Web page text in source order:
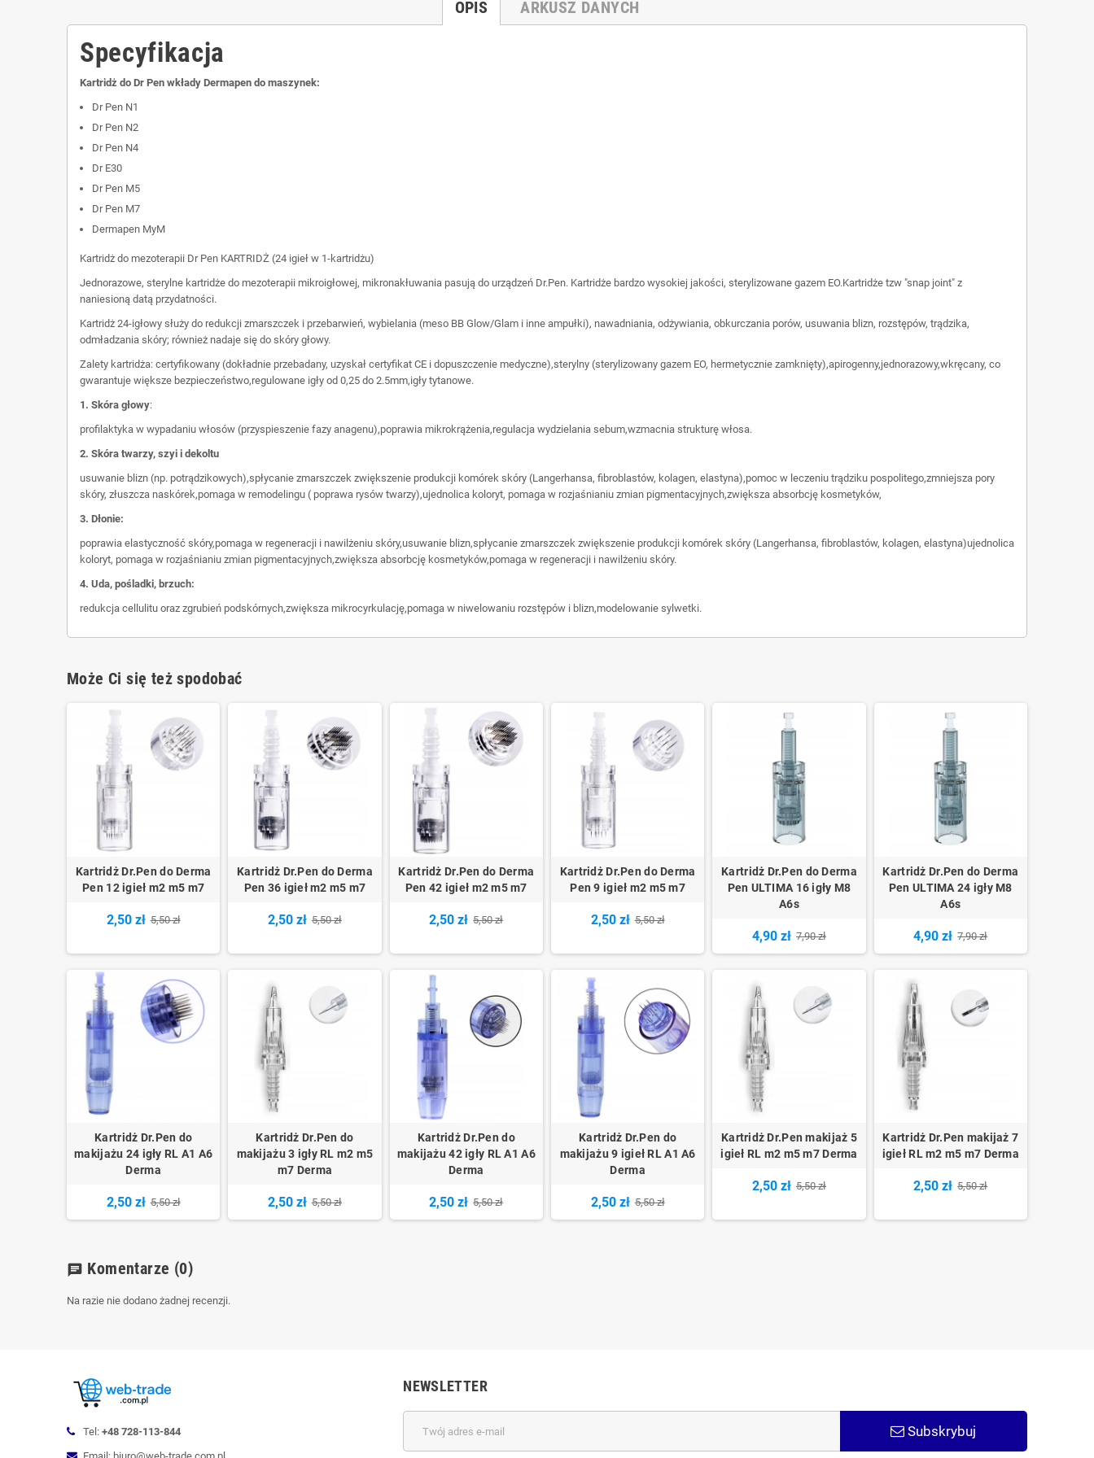
OPIS ARKUSZ DANYCH
Specyfikacja
Kartridż do Dr Pen wkłady Dermapen do maszynek:
Dr Pen N1
Dr Pen N2
Dr Pen N4
Dr E30
Dr Pen M5
Dr Pen M7
Dermapen MyM
Kartridż do mezoterapii Dr Pen KARTRIDŻ (24 igieł w 1-kartridżu)
Jednorazowe, sterylne kartridże do mezoterapii mikroigłowej, mikronakłuwania pasują do urządzeń Dr.Pen. Kartridże bardzo wysokiej jakości, sterylizowane gazem EO.Kartridże tzw "snap joint" z
naniesioną datą przydatności.
Kartridż 24-igłowy służy do redukcji zmarszczek i przebarwień, wybielania (meso BB Glow/Glam i inne ampułki), nawadniania, odżywiania, obkurczania porów, usuwania blizn, rozstępów, trądzika,
odmładzania skóry; również nadaje się do skóry głowy.
Zalety kartridża: certyfikowany (dokładnie przebadany, uzyskał certyfikat CE i dopuszczenie medyczne),sterylny (sterylizowany gazem EO, hermetycznie zamknięty),apirogenny,jednorazowy,wkręcany, co
gwarantuje większe bezpieczeństwo,regulowane igły od 0,25 do 2.5mm,igły tytanowe.
1. Skóra głowy:
profilaktyka w wypadaniu włosów (przyspieszenie fazy anagenu),poprawia mikrokrążenia,regulacja wydzielania sebum,wzmacnia strukturę włosa.
2. Skóra twarzy, szyi i dekoltu
usuwanie blizn (np. potrądzikowych),spłycanie zmarszczek zwiększenie produkcji komórek skóry (Langerhansa, fibroblastów, kolagen, elastyna),pomoc w leczeniu trądziku pospolitego,zmniejsza pory
skóry, złuszcza naskórek,pomaga w remodelingu ( poprawa rysów twarzy),ujednolica koloryt, pomaga w rozjaśnianiu zmian pigmentacyjnych,zwiększa absorbcję kosmetyków,
3. Dłonie:
poprawia elastyczność skóry,pomaga w regeneracji i nawilżeniu skóry,usuwanie blizn,spłycanie zmarszczek zwiększenie produkcji komórek skóry (Langerhansa, fibroblastów, kolagen, elastyna)ujednolica
koloryt, pomaga w rozjaśnianiu zmian pigmentacyjnych,zwiększa absorbcję kosmetyków,pomaga w regeneracji i nawilżeniu skóry.
4. Uda, pośladki, brzuch:
redukcja cellulitu oraz zgrubień podskórnych,zwiększa mikrocyrkulację,pomaga w niwelowaniu rozstępów i blizn,modelowanie sylwetki.
Może Ci się też spodobać
Kartridż Dr.Pen do Derma
Pen 12 igieł m2 m5 m7
2,50 zł 5,50 zł
Kartridż Dr.Pen do Derma
Pen 36 igieł m2 m5 m7
2,50 zł 5,50 zł
Kartridż Dr.Pen do Derma
Pen 42 igieł m2 m5 m7
2,50 zł 5,50 zł
Kartridż Dr.Pen do Derma
Pen 9 igieł m2 m5 m7
2,50 zł 5,50 zł
Kartridż Dr.Pen do Derma
Pen ULTIMA 16 igły M8
A6s
4,90 zł 7,90 zł
Kartridż Dr.Pen do Derma
Pen ULTIMA 24 igły M8
A6s
4,90 zł 7,90 zł
Kartridż Dr.Pen do
makijażu 24 igły RL A1 A6
Derma
2,50 zł 5,50 zł
Kartridż Dr.Pen do
makijażu 3 igły RL m2 m5
m7 Derma
2,50 zł 5,50 zł
Kartridż Dr.Pen do
makijażu 42 igły RL A1 A6
Derma
2,50 zł 5,50 zł
Kartridż Dr.Pen do
makijażu 9 igieł RL A1 A6
Derma
2,50 zł 5,50 zł
Kartridż Dr.Pen makijaż 5
igieł RL m2 m5 m7 Derma
2,50 zł 5,50 zł
Kartridż Dr.Pen makijaż 7
igieł RL m2 m5 m7 Derma
2,50 zł 5,50 zł
chat Komentarze (0)
Na razie nie dodano żadnej recenzji.
Tel: +48 728-113-844
NEWSLETTER
Subskrybuj